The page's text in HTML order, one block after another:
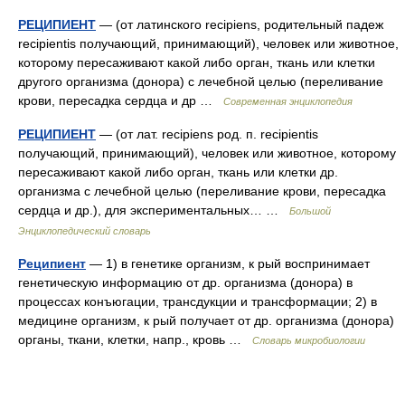
РЕЦИПИЕНТ — (от латинского recipiens, родительный падеж
recipientis получающий, принимающий), человек или животное,
которому пересаживают какой либо орган, ткань или клетки
другого организма (донора) с лечебной целью (переливание
крови, пересадка сердца и др …
Современная энциклопедия
РЕЦИПИЕНТ — (от лат. recipiens род. п. recipientis
получающий, принимающий), человек или животное, которому
пересаживают какой либо орган, ткань или клетки др.
организма с лечебной целью (переливание крови, пересадка
сердца и др.), для экспериментальных… …
Большой
Энциклопедический словарь
Реципиент — 1) в генетике организм, к рый воспринимает
генетическую информацию от др. организма (донора) в
процессах конъюгации, трансдукции и трансформации; 2) в
медицине организм, к рый получает от др. организма (донора)
органы, ткани, клетки, напр., кровь …
Словарь микробиологии